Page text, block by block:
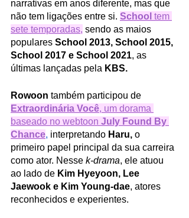
narrativas em anos diferente, mas que
não tem ligações entre si. School tem
sete temporadas, sendo as maios
populares School 2013, School 2015,
School 2017 e School 2021, as
últimas lançadas pela KBS.
Rowoon também participou de
Extraordinária Você, um dorama
baseado no webtoon July Found By
Chance, interpretando Haru, o
primeiro papel principal da sua carreira
como ator. Nesse k-drama, ele atuou
ao lado de Kim Hyeyoon, Lee
Jaewook e Kim Young-dae, atores
reconhecidos e experientes.